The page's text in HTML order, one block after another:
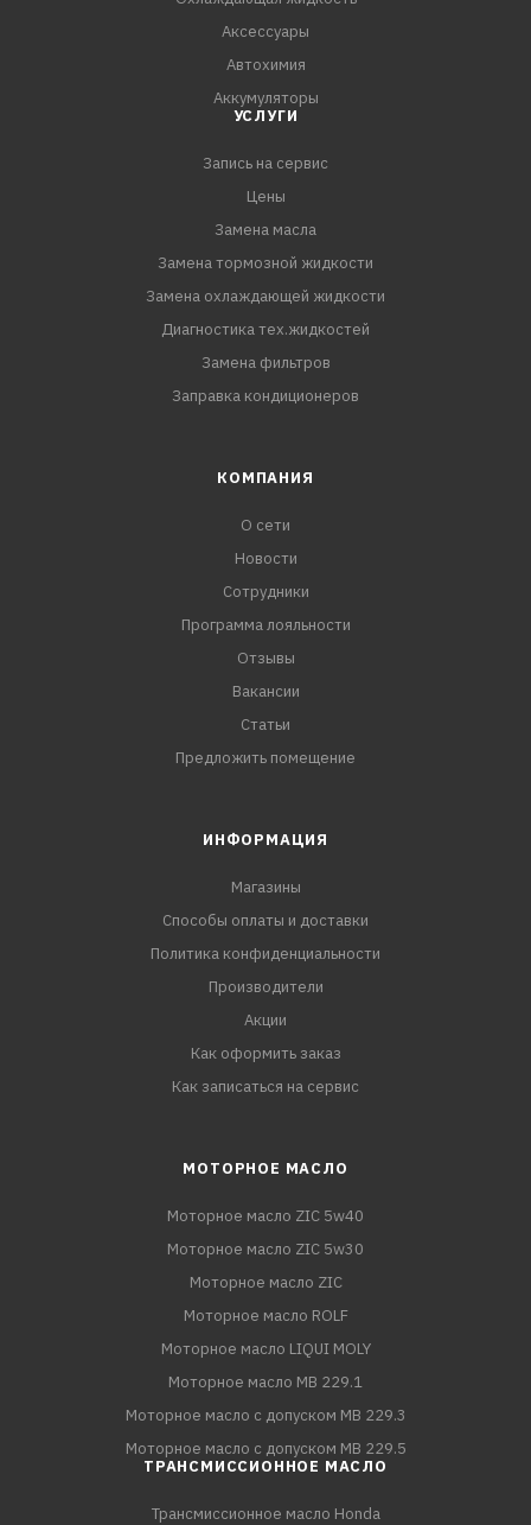
Аксессуары
Автохимия
Аккумуляторы
УСЛУГИ
Запись на сервис
Цены
Замена масла
Замена тормозной жидкости
Замена охлаждающей жидкости
Диагностика тех.жидкостей
Замена фильтров
Заправка кондиционеров
КОМПАНИЯ
О сети
Новости
Сотрудники
Программа лояльности
Отзывы
Вакансии
Статьи
Предложить помещение
ИНФОРМАЦИЯ
Магазины
Способы оплаты и доставки
Политика конфиденциальности
Производители
Акции
Как оформить заказ
Как записаться на сервис
МОТОРНОЕ МАСЛО
Моторное масло ZIC 5w40
Моторное масло ZIC 5w30
Моторное масло ZIC
Моторное масло ROLF
Моторное масло LIQUI MOLY
Моторное масло MB 229.1
Моторное масло с допуском MB 229.3
Моторное масло с допуском MB 229.5
ТРАНСМИССИОННОЕ МАСЛО
Трансмиссионное масло Honda